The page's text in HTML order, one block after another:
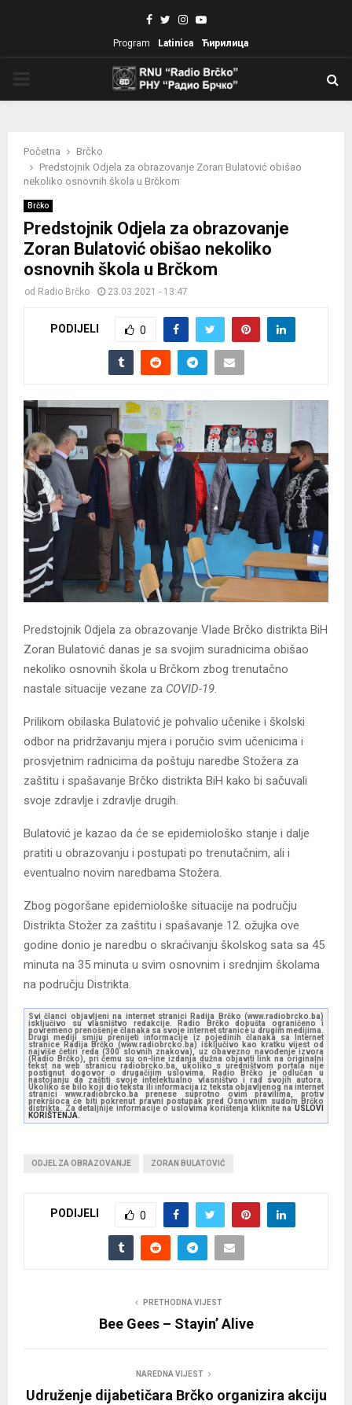
Facebook
TwitterInstagram
Youtube
Program Latinica Ћирилица
Početna
Brčko
Predstojnik Odjela za obrazovanje Zoran Bulatović obišao
nekoliko osnovnih škola u Brčkom
Brčko
Predstojnik Odjela za obrazovanje
Zoran Bulatović obišao nekoliko
osnovnih škola u Brčkom
od Radio Brčko 23.03.2021 - 13:47
PODIJELI 0
Predstojnik Odjela za obrazovanje Vlade Brčko distrikta BiH
Zoran Bulatović danas je sa svojim suradnicima obišao
nekoliko osnovnih škola u Brčkom zbog trenutačno
nastale situacije vezane za COVID-19.
Prilikom obilaska Bulatović je pohvalio učenike i školski
odbor na pridržavanju mjera i poručio svim učenicima i
prosvjetnim radnicima da poštuju naredbe Stožera za
zaštitu i spašavanje Brčko distrikta BiH kako bi sačuvali
svoje zdravlje i zdravlje drugih.
Bulatović je kazao da će se epidemiološko stanje i dalje
pratiti u obrazovanju i postupati po trenutačnim, ali i
eventualno novim naredbama Stožera.
Zbog pogoršane epidemiološke situacije na području
Distrikta Stožer za zaštitu i spašavanje 12. ožujka ove
godine donio je naredbu o skraćivanju školskog sata sa 45
minuta na 35 minuta u svim osnovnim i srednjim školama
na području Distrikta.
Svi članci objavljeni na internet stranici Radija Brčko (www.radiobrcko.ba)
isključivo su vlasništvo redakcije. Radio Brčko dopušta ograničeno i
povremeno prenošenje članaka sa svoje internet stranice u drugim medijima.
Drugi mediji smiju prenijeti informacije iz pojedinih članaka sa Internet
stranice Radija Brčko (www.radiobrcko.ba) isključivo kao kratku vijest od
najviše četiri reda (300 slovnih znakova), uz obavezno navođenje izvora
(Radio Brčko), pri čemu su on-line izdanja dužna objaviti link na originalni
tekst na web stranicu radiobrcko.ba, ukoliko s uredništvom portala nije
postignut dogovor o drugačijim uslovima. Radio Brčko je odlučan u
nastojanju da zaštiti svoje intelektualno vlasništvo i rad svojih autora.
Ukoliko se bilo koji dio teksta ili informacija iz teksta objavljenog na internet
stranici www.radiobrcko.ba prenese suprotno ovim pravilima, protiv
prekršioca će biti pokrenut pravni postupak pred Osnovnim sudom Brčko
distrikta. Za detaljnije informacije o uslovima korištenja kliknite na USLOVI
KORIŠTENJA.
ODJEL ZA OBRAZOVANJE ZORAN BULATOVIĆ
PODIJELI 0
PRETHODNA VIJEST
Bee Gees – Stayin’ Alive
NAREDNA VIJEST
Udruženje dijabetičara Brčko organizira akciju